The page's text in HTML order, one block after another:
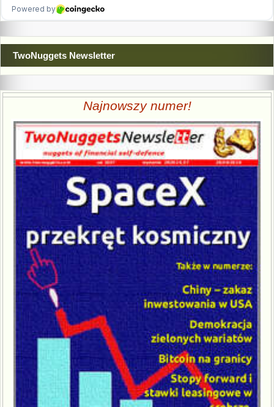
TwoNuggets Newsletter
Najnowszy numer!